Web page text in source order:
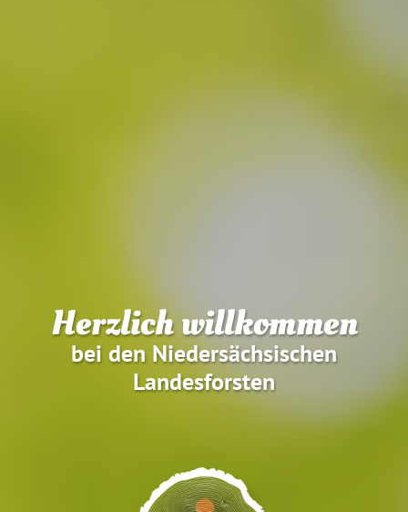
Herzlich willkommen
bei den Niedersächsischen
Landesforsten